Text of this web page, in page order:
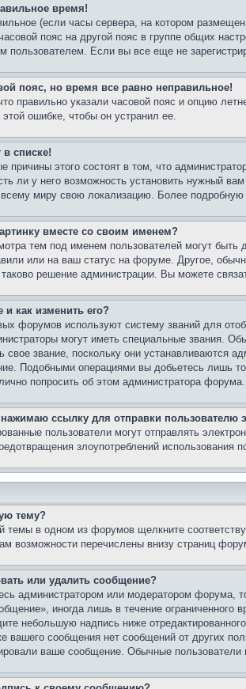
время!
(если часы сервера, на котором
пояс на другой пояс в группе общих
пользователем. Если вы все еще не
пояс, но время все равно неправильное!
правильно указали часовой пояс и опцию
ошибке, чтобы он устранил ее.
в списке!
причины этого состоят в том, что
ли у него возможность установить нужный
всему миру свою локализацию. Более
вместе со своим именем?
тем под именем пользователей могут
или на ваш статус на форуме. Другое,
решение администрации. Вы можете
и как изменить его?
форумов используют систему званий для
могут иметь специальные звания.
свое звание, поскольку они устанавливаются
Подобными операциями вы добьетесь лишь
попросить об этом администратора форума.
ссылку для отправки пользователю
пользователи могут отправлять
злоупотреблений
тему?
темы в одном из форумов щелкните
возможности перечислены внизу страниц
или удалить сообщение?
администратором или модератором форума,
иногда лишь в течение
небольшую надпись ниже
вашего сообщения нет сообщений от других
ваше сообщение. Обычные